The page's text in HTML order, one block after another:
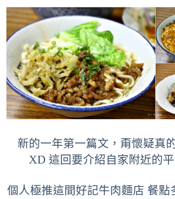
新的一年第一篇文，甭懷疑真
XD 這回要介紹自家附近的
個人極推這間好記牛肉麵店 餐點